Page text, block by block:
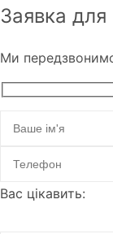
Заявка для
Ми
Вас цікавить: